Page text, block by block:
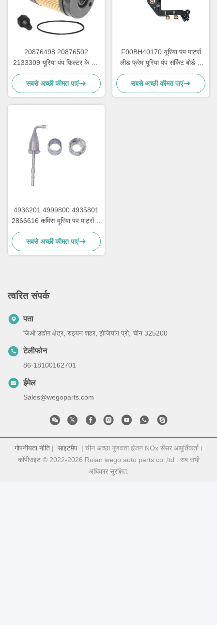
20876498 20876502
2133309 यूरिया पंप फ़िल्टर के लिए
Adblue पंप मरम्मत भागों
सबसे अच्छी कीमत पाएं
F00BH40170 यूरिया पंप पार्ट्स
लीड फ्रेम यूरिया पंप सर्किट बोर्ड के
लिए
सबसे अच्छी कीमत पाएं
4936201 4999800 4935801
2866616 कमिंस यूरिया पंप पार्ट्स के
लिए पेंच नट के साथ यूरिया इंजेक्टर
सबसे अच्छी कीमत पाएं
त्वरित संपर्क
पता
जिओ उद्योग क्षेत्र, रुइयन शहर, झेजियांग प्रो, चीन 325200
टेलीफोन
86-18100162701
ईमेल
Sales@wegoparts.com
गोपनीयता नीति| साइटमैप| चीन अच्छा गुणवत्ता इंजन NOx सेंसर आपूर्तिकर्ता।
कॉपीराइट © 2022-2026 Ruian wego auto parts co.,ltd . सब सभी
अधिकार सुरक्षित.